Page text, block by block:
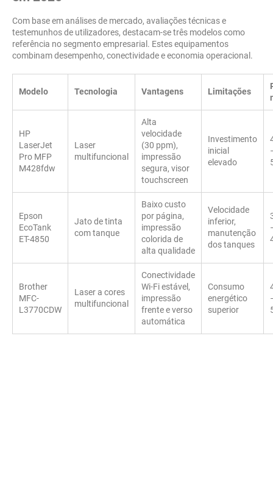
Com base em análises de mercado, avaliações técnicas e
testemunhos de utilizadores, destacam-se três modelos como
referência no segmento empresarial. Estes equipamentos
combinam desempenho, conectividade e economia operacional.
Modelo Tecnologia Vantagens Limitações
HP
LaserJet
Pro MFP
M428fdw
Laser
multifuncional
Alta
velocidade
(30 ppm),
impressão
segura, visor
touchscreen
Investimento
inicial
elevado
Epson
EcoTank
ET-4850
Jato de tinta
com tanque
Baixo custo
por página,
impressão
colorida de
alta qualidade
Velocidade
inferior,
manutenção
dos tanques
Brother
MFC-
L3770CDW
Laser a cores
multifuncional
Conectividade
Wi-Fi estável,
impressão
frente e verso
automática
Consumo
energético
superior